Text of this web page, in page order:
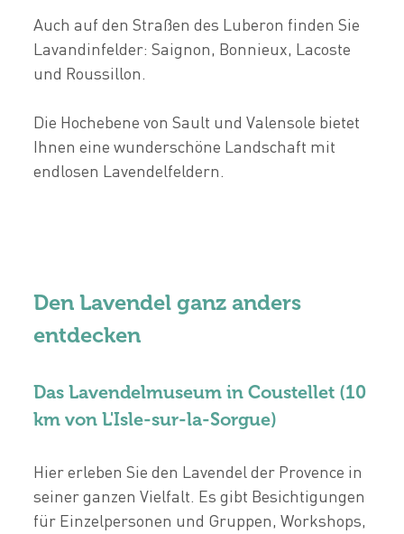
Auch auf den Straßen des Luberon finden Sie
Lavandinfelder: Saignon, Bonnieux, Lacoste
und Roussillon.
Die Hochebene von Sault und Valensole bietet
Ihnen eine wunderschöne Landschaft mit
endlosen Lavendelfeldern.
Den Lavendel ganz anders
entdecken
Das Lavendelmuseum in Coustellet (10
km von L'Isle-sur-la-Sorgue)
Hier erleben Sie den Lavendel der Provence in
seiner ganzen Vielfalt. Es gibt Besichtigungen
für Einzelpersonen und Gruppen, Workshops,